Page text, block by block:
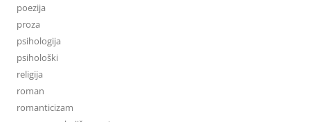
poezija
proza
psihologija
psihološki
religija
roman
romanticizam